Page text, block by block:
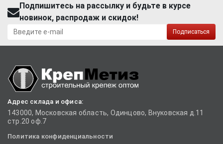
Подпишитесь на рассылку и будьте в курсе
новинок, распродаж и скидок!
Подписаться
Адрес склада и офиса:
143000, Московская область, Одинцово, Внуковская д.11
стр.20 оф.7
Политика конфиденциальности